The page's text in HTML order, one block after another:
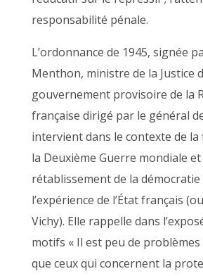
responsabilité pénale.
L’ordonnance de 1945, signée
Menthon, ministre de la Justice
gouvernement provisoire de la
française dirigé par le général
intervient dans le contexte de la
la Deuxième Guerre mondiale et
rétablissement de la démocratie
l’expérience de l’État français
Vichy). Elle rappelle dans
motifs « Il est peu de
que ceux qui concernent la